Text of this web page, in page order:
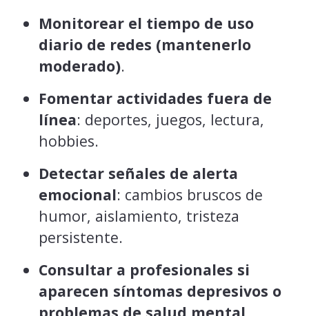
Monitorear el tiempo de uso
diario de redes (mantenerlo
moderado).
Fomentar actividades fuera de
línea: deportes, juegos, lectura,
hobbies.
Detectar señales de alerta
emocional: cambios bruscos de
humor, aislamiento, tristeza
persistente.
Consultar a profesionales si
aparecen síntomas depresivos o